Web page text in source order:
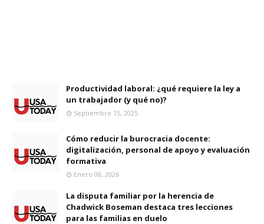
Productividad laboral: ¿qué requiere la ley a
un trabajador (y qué no)?
Septiembre 15, 2025
Cómo reducir la burocracia docente:
digitalización, personal de apoyo y evaluación
formativa
Enero 08, 2026
La disputa familiar por la herencia de
Chadwick Boseman destaca tres lecciones
para las familias en duelo